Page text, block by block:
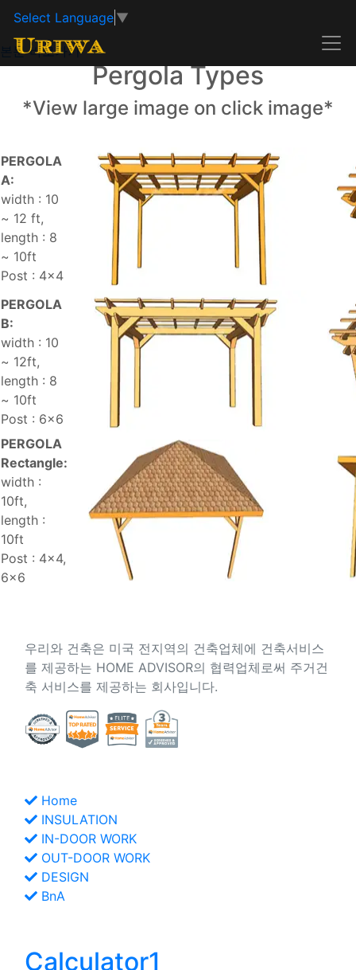
본문 바로가기
Select Language ▼
Pergola Types
*View large image on click image*
PERGOLA
A:
width : 10
~ 12 ft,
length : 8
~ 10ft
Post : 4x4
PERGOLA
B:
width : 10
~ 12ft,
length : 8
~ 10ft
Post : 6x6
PERGOLA
Rectangle:
width :
10ft,
length :
10ft
Post : 4x4,
6x6
우리와 건축은 미국 전지역의 건축업체에 건축서비스
를 제공하는 HOME ADVISOR의 협력업체로써 주거건
축 서비스를 제공하는 회사입니다.
Home
INSULATION
IN-DOOR WORK
OUT-DOOR WORK
DESIGN
BnA
Calculator1